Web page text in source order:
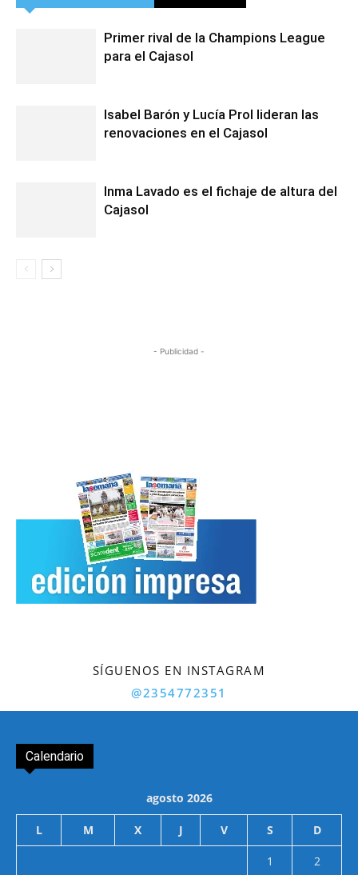
Primer rival de la Champions League
para el Cajasol
Isabel Barón y Lucía Prol lideran las
renovaciones en el Cajasol
Inma Lavado es el fichaje de altura del
Cajasol
- Publicidad -
SÍGUENOS EN INSTAGRAM
@2354772351
Calendario
agosto 2026
L M X J V S D
1
2